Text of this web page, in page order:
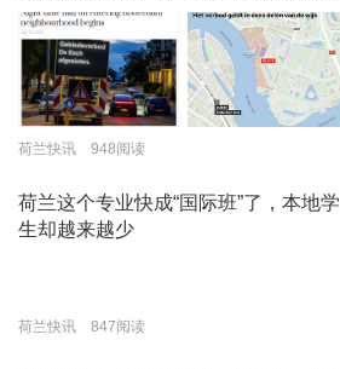
荷兰快讯 948阅读
荷兰这个专业快成“国际班”了，本地学
生却越来越少
荷兰快讯 847阅读